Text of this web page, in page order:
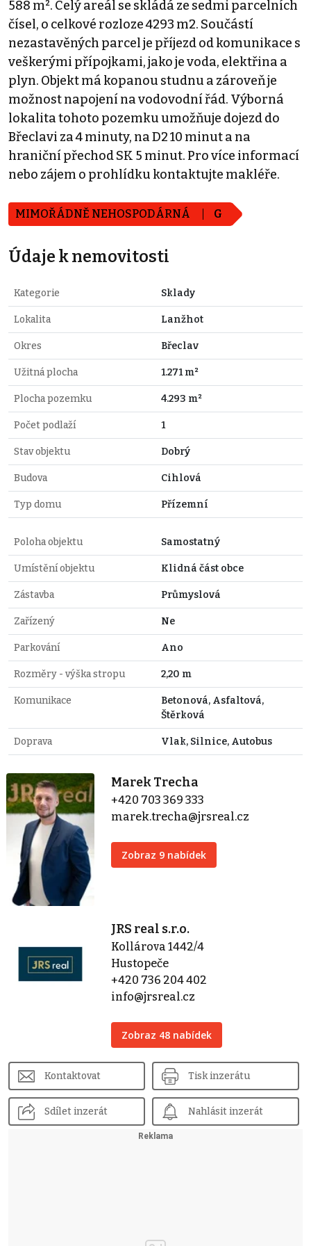
588 m². Celý areál se skládá ze sedmi parcelních
čísel, o celkové rozloze 4293 m2. Součástí
nezastavěných parcel je příjezd od komunikace s
veškerými přípojkami, jako je voda, elektřina a
plyn. Objekt má kopanou studnu a zároveň je
možnost napojení na vodovodní řád. Výborná
lokalita tohoto pozemku umožňuje dojezd do
Břeclavi za 4 minuty, na D2 10 minut a na
hraniční přechod SK 5 minut. Pro více informací
nebo zájem o prohlídku kontaktujte makléře.
MIMOŘÁDNĚ NEHOSPODÁRNÁ G
Údaje k nemovitosti
Kategorie Sklady
Lokalita Lanžhot
Okres Břeclav
Užitná plocha 1.271 m²
Plocha pozemku 4.293 m²
Počet podlaží 1
Stav objektu Dobrý
Budova Cihlová
Typ domu Přízemní
Poloha objektu Samostatný
Umístění objektu Klidná část obce
Zástavba Průmyslová
Zařízený Ne
Parkování Ano
Rozměry - výška stropu 2,20 m
Komunikace
Betonová, Asfaltová,
Štěrková
Doprava Vlak, Silnice, Autobus
Marek Trecha
+420 703 369 333
marek.trecha@jrsreal.cz
Zobraz 9 nabídek
JRS real s.r.o.
Kollárova 1442/4
Hustopeče
+420 736 204 402
info@jrsreal.cz
Zobraz 48 nabídek
Kontaktovat Tisk inzerátu
Sdílet inzerát Nahlásit inzerát